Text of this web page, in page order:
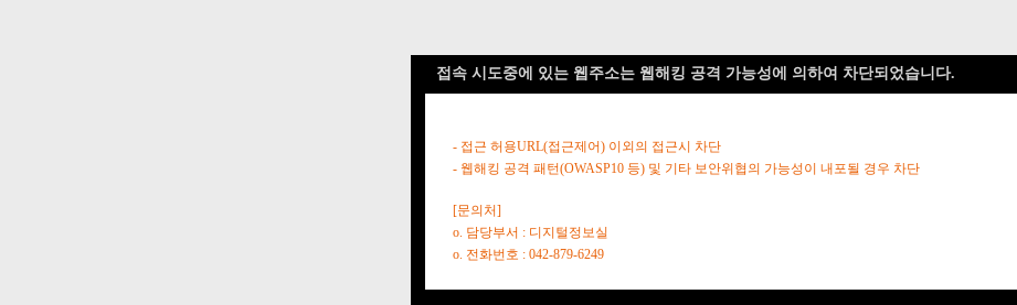
접속 시도중에 있는 웹주소는 웹해킹 공격 가능성에 의하여 차단되었습니다.
- 접근 허용URL(접근제어) 이외의 접근시 차단
- 웹해킹 공격 패턴(OWASP10 등) 및 기타 보안위협의 가능성이 내포될 경우 차단
[문의처]
o. 담당부서 : 디지털정보실
o. 전화번호 : 042-879-6249